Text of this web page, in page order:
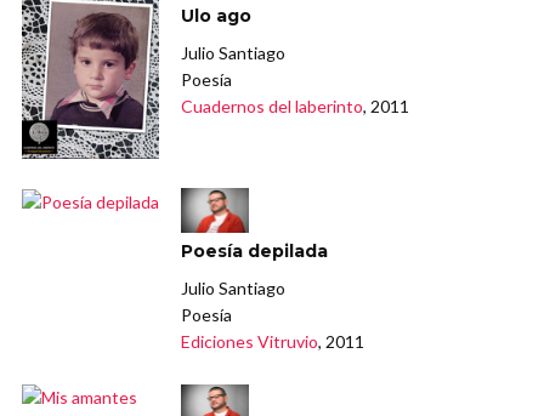
Ulo ago
Julio Santiago
Poesía
Cuadernos del laberinto, 2011
Poesía depilada
Julio Santiago
Poesía
Ediciones Vitruvio, 2011